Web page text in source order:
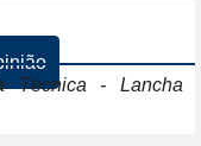
Técnica - Lancha